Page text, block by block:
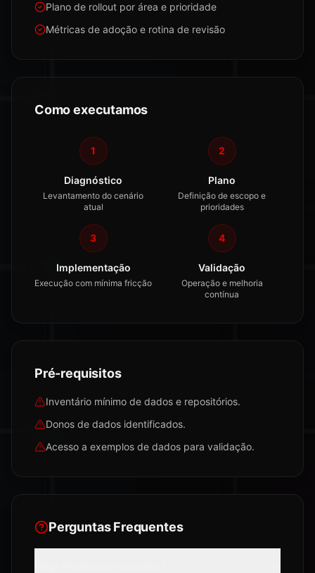
Plano de rollout por área e prioridade
Métricas de adoção e rotina de revisão
Como executamos
1
Diagnóstico
Levantamento do cenário
atual
2
Plano
Definição de escopo e
prioridades
3
Implementação
Execução com mínima fricção
4
Validação
Operação e melhoria
contínua
Pré-requisitos
Inventário mínimo de dados e repositórios.
Donos de dados identificados.
Acesso a exemplos de dados para validação.
Perguntas Frequentes